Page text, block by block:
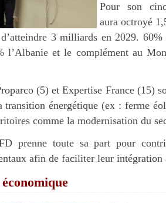
Pour son
aura octroyé
3 milliards en 2029. 60%
l’Albanie et le complément au
(5) et Expertise France (15)
transition énergétique (ex : ferme
comme la modernisation du
prenne toute sa part pour
afin de faciliter leur